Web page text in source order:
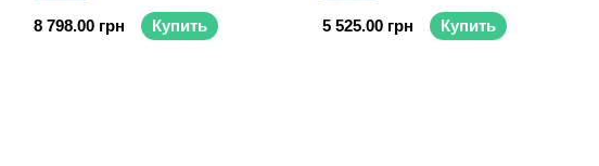
8 798.00 грн
Купить
5 525.00 грн
Купить